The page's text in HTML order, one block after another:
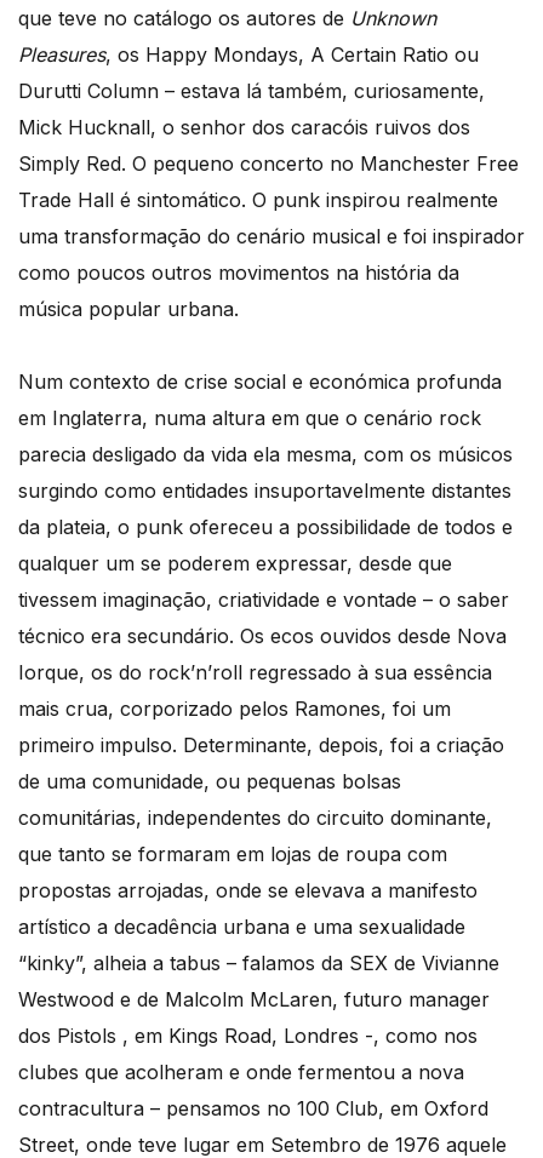
que teve no catálogo os autores de Unknown
Pleasures, os Happy Mondays, A Certain Ratio ou
Durutti Column – estava lá também, curiosamente,
Mick Hucknall, o senhor dos caracóis ruivos dos
Simply Red. O pequeno concerto no Manchester Free
Trade Hall é sintomático. O punk inspirou realmente
uma transformação do cenário musical e foi inspirador
como poucos outros movimentos na história da
música popular urbana.
Num contexto de crise social e económica profunda
em Inglaterra, numa altura em que o cenário rock
parecia desligado da vida ela mesma, com os músicos
surgindo como entidades insuportavelmente distantes
da plateia, o punk ofereceu a possibilidade de todos e
qualquer um se poderem expressar, desde que
tivessem imaginação, criatividade e vontade – o saber
técnico era secundário. Os ecos ouvidos desde Nova
Iorque, os do rock’n’roll regressado à sua essência
mais crua, corporizado pelos Ramones, foi um
primeiro impulso. Determinante, depois, foi a criação
de uma comunidade, ou pequenas bolsas
comunitárias, independentes do circuito dominante,
que tanto se formaram em lojas de roupa com
propostas arrojadas, onde se elevava a manifesto
artístico a decadência urbana e uma sexualidade
“kinky”, alheia a tabus – falamos da SEX de Vivianne
Westwood e de Malcolm McLaren, futuro manager
dos Pistols , em Kings Road, Londres -, como nos
clubes que acolheram e onde fermentou a nova
contracultura – pensamos no 100 Club, em Oxford
Street, onde teve lugar em Setembro de 1976 aquele